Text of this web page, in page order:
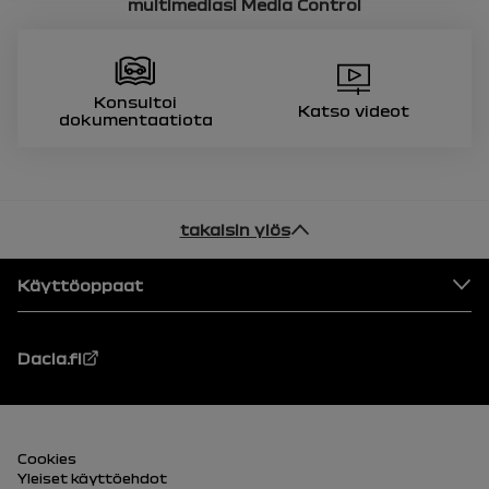
multimediasi Media Control
Konsultoi
dokumentaatiota
Katso videot
takaisin ylös
Alatunniste
Käyttöoppaat
Dacia.fi
alatunniste (alhaalla)
Cookies
Yleiset käyttöehdot